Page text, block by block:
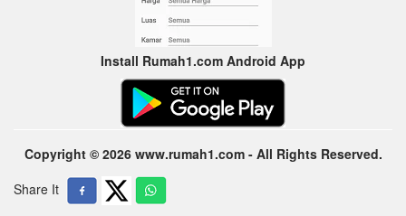
Install Rumah1.com Android App
Copyright © 2026 www.rumah1.com - All Rights Reserved.
Share It